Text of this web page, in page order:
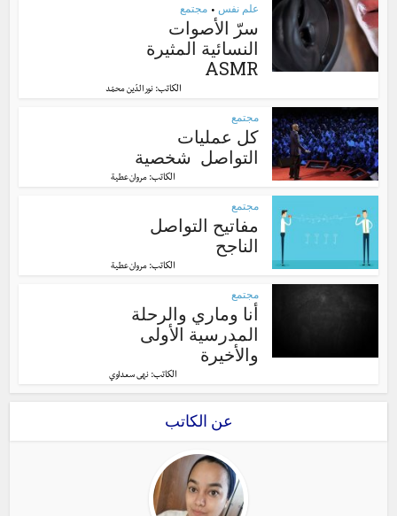
علم نفس • مجتمع
سرّ الأصوات
النسائية المثيرة
ASMR
الكاتب:نور الدّين محمّد
مجتمع
كل عمليات
التواصل شخصية
الكاتب: مروان عطية
مجتمع
مفاتيح التواصل
الناجح
الكاتب: مروان عطية
مجتمع
أنا وماري والرحلة
المدرسية الأولى
والأخيرة
الكاتب: نهى سعداوي
عن الكاتب